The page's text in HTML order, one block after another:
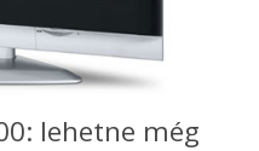
lehetne még